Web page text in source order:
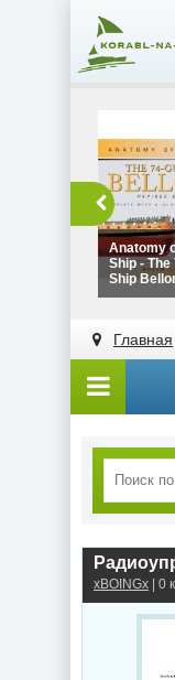
Ship - The
Ship
Anatomy
Ship - The
Ship
Главная
xBOINGx | 0